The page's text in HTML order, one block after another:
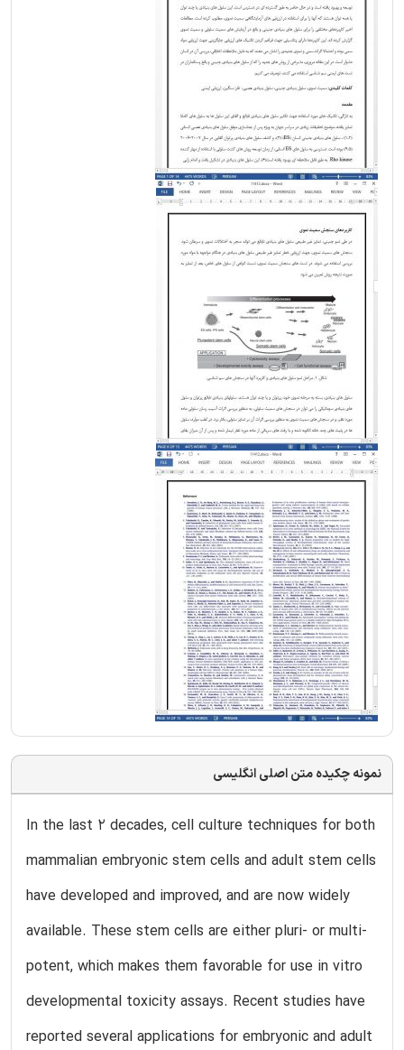
نمونه چکیده متن اصلی انگلیسی
In the last 2 decades, cell culture techniques for both
mammalian embryonic stem cells and adult stem cells
have developed and improved, and are now widely
available. These stem cells are either pluri- or multi-
potent, which makes them favorable for use in vitro
developmental toxicity assays. Recent studies have
reported several applications for embryonic and adult